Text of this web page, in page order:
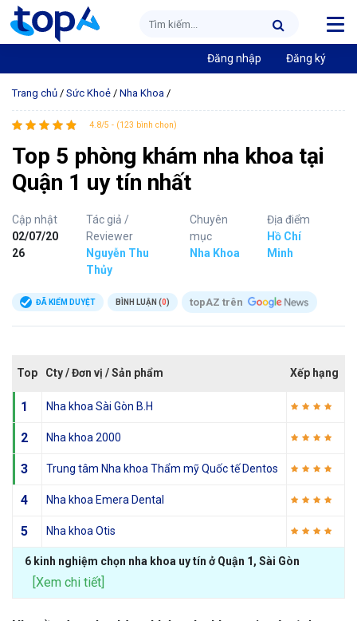
Đăng nhập Đăng ký
Trang chủ / Sức Khoẻ / Nha Khoa /
4.8/5 - (123 bình chọn)
Top 5 phòng khám nha khoa tại
Quận 1 uy tín nhất
Cập nhật
02/07/20
26
Tác giả /
Reviewer
Nguyễn Thu
Thủy
Chuyên
mục
Nha Khoa
Địa điểm
Hồ Chí
Minh
ĐÃ KIỂM DUYỆT BÌNH LUẬN (0) topAZ trên
Top Cty / Đơn vị / Sản phẩm Xếp hạng
1 Nha khoa Sài Gòn B.H
2 Nha khoa 2000
3 Trung tâm Nha khoa Thẩm mỹ Quốc tế Dentos
4 Nha khoa Emera Dental
5 Nha khoa Otis
6 kinh nghiệm chọn nha khoa uy tín ở Quận 1, Sài Gòn
[Xem chi tiết]